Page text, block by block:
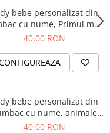
bebe personalizat din
cu nume, Primul meu
Paste, cu iepuras, pentru
40,00 RON
bebe personalizat din
cu nume, animale
the wild one pentru
40,00 RON